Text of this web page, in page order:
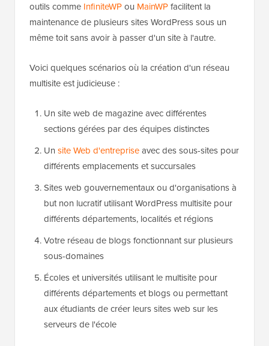
outils comme InfiniteWPou MainWPfacilitent la
maintenance de plusieurs sites WordPress sous un
même toit sans avoir à passer d'un site à l'autre.
Voici quelques scénarios où la création d'un réseau
multisite est judicieuse :
Un site web de magazine avec différentes
sections gérées par des équipes distinctes
Un site Web d'entrepriseavec des sous-sites pour
différents emplacements et succursales
Sites web gouvernementaux ou d'organisations à
but non lucratif utilisant WordPress multisite pour
différents départements, localités et régions
Votre réseau de blogs fonctionnant sur plusieurs
sous-domaines
Écoles et universités utilisant le multisite pour
différents départements et blogs ou permettant
aux étudiants de créer leurs sites web sur les
serveurs de l'école